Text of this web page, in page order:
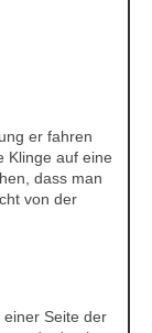
er fahren
Klinge auf eine
dass man
von der
Seite der